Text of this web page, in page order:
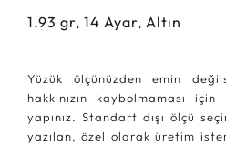
1.93 gr, 14 Ayar, Altın
Yüzük ölçünüzden emin
hakkınızın kaybolmaması
yapınız. Standart dışı ölçü
yazılan, özel olarak üretim